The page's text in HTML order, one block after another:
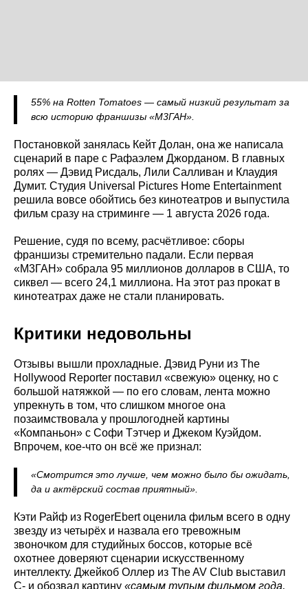
55% на Rotten Tomatoes — самый низкий результат за
всю историю франшизы «М3ГАН».
Постановкой занялась Кейт Долан, она же написала
сценарий в паре с Рафаэлем Джорданом. В главных
ролях — Дэвид Рисдаль, Лили Салливан и Клаудия
Думит. Студия Universal Pictures Home Entertainment
решила вовсе обойтись без кинотеатров и выпустила
фильм сразу на стриминге — 1 августа 2026 года.
Решение, судя по всему, расчётливое: сборы
франшизы стремительно падали. Если первая
«М3ГАН» собрала 95 миллионов долларов в США, то
сиквел — всего 24,1 миллиона. На этот раз прокат в
кинотеатрах даже не стали планировать.
Критики недовольны
Отзывы вышли прохладные. Дэвид Руни из The
Hollywood Reporter поставил «свежую» оценку, но с
большой натяжкой — по его словам, лента можно
упрекнуть в том, что слишком многое она
позаимствовала у прошлогодней картины
«Компаньон» с Софи Тэтчер и Джеком Куэйдом.
Впрочем, кое-что он всё же признал:
«Смотрится это лучше, чем можно было бы ожидать,
да и актёрский состав приятный».
Кэти Райф из RogerEbert оценила фильм всего в одну
звезду из четырёх и назвала его тревожным
звоночком для студийных боссов, которые всё
охотнее доверяют сценарии искусственному
интеллекту. Джейкоб Оллер из The AV Club выставил
C- и обозвал картину «самым тупым фильмом года,